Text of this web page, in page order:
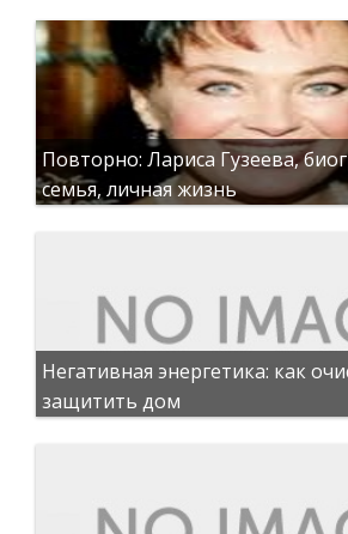
Повторно: Лариса Гузеева,
семья, личная жизнь
Негативная энергетика: как
защитить дом